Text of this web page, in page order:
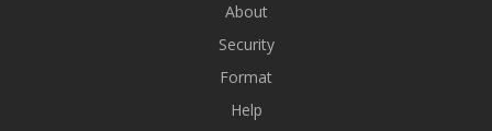
About
Security
Format
Help